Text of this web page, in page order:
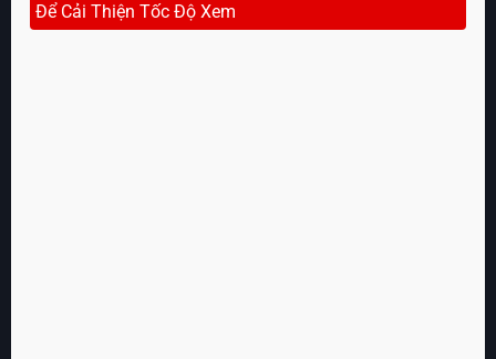
Để Cải Thiện Tốc Độ Xem